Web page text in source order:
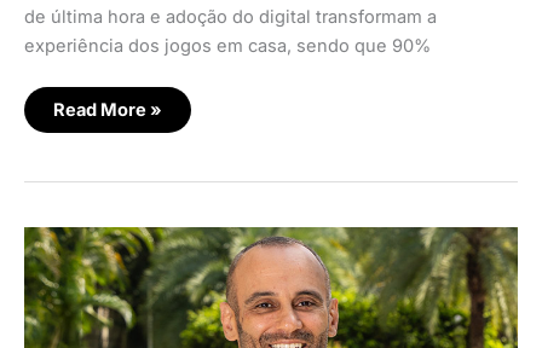
de última hora e adoção do digital transformam a
experiência dos jogos em casa, sendo que 90%
Read More »
Tagme
amplia
plataforma
de
tecnologia
para
restaurantes